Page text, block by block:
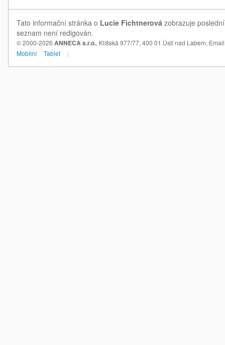
Tato informační stránka o Lucie Fichtnerová zobrazuje
seznam není redigován.
© 2000-2026 ANNECA s.r.o., Klíšská 977/77, 400 01 Ústí nad Labem,
Mobilní
Tablet |